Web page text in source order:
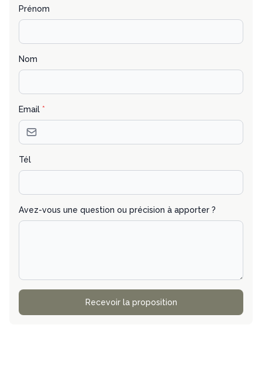
Prénom
Nom
Email *
Tél
Avez-vous une question ou précision à apporter ?
Recevoir la proposition